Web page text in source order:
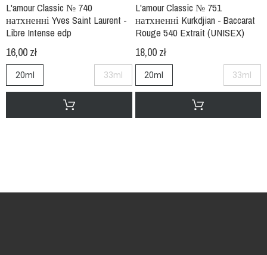
L'amour Classic № 740
натхненні Yves Saint Laurent -
Libre Intense edp
16,00 zł
20ml 33ml
L'amour Classic № 751
натхненні Kurkdjian - Baccarat
Rouge 540 Extrait (UNISEX)
18,00 zł
20ml 33ml